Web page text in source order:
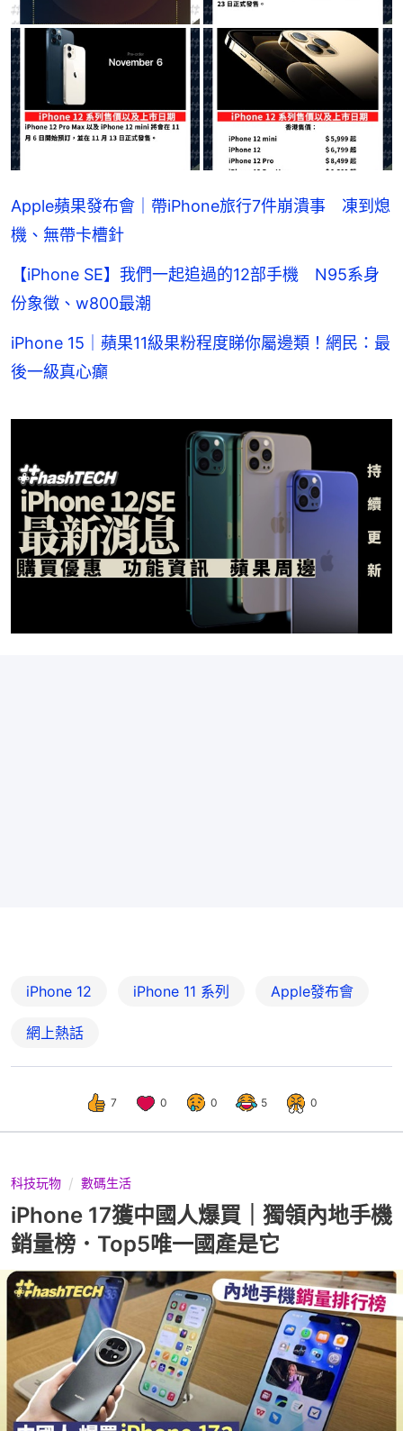
Apple蘋果發布會｜帶iPhone旅行7件崩潰事 凍到熄
機、無帶卡槽針
【iPhone SE】我們一起追過的12部手機 N95系身
份象徵、w800最潮
iPhone 15｜蘋果11級果粉程度睇你屬邊類！網民：最
後一級真心癲
iPhone 12 iPhone 11 系列 Apple發布會
網上熱話
7 0 0 5 0
科技玩物 數碼生活
iPhone 17獲中國人爆買｜獨領內地手機
銷量榜．Top5唯一國產是它